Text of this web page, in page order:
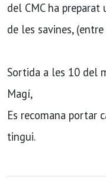
del CMC ha
de les savines,
Sortida a les 10 del
Magí,
Es recomana portar
tingui.